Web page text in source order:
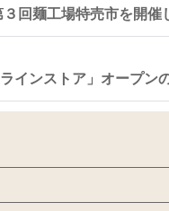
回麺工場特売市を開催
インストア」オープン